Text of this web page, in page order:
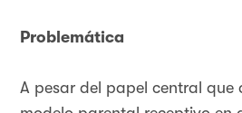
Problemática
A pesar del papel central que